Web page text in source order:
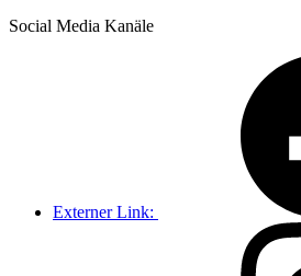
Social Media Kanäle
Externer Link: